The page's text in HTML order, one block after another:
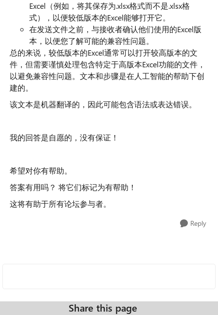
Excel（例如，将其保存为.xlsx格式而不是.xlsx格
式），以便较低版本的Excel能够打开它。
在发送文件之前，与接收者确认他们使用的Excel版
本，以便您了解可能的兼容性问题。
总的来说，较低版本的Excel通常可以打开较高版本的文
件，但需要谨慎处理包含特定于高版本Excel功能的文件，
以避免兼容性问题。文本和步骤是在人工智能的帮助下创
建的。
该文本是机器翻译的，因此可能包含语法或表达错误。
我的回答是自愿的，没有保证！
希望对你有帮助。
答案有用吗？ 将它们标记为有帮助！
这将有助于所有论坛参与者。
Reply
Share this page